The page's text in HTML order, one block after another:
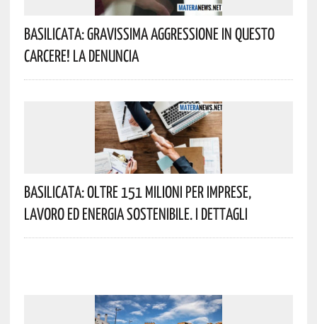
Basilicata: Gravissima Aggressione In Questo
Carcere! La Denuncia
Basilicata: Oltre 151 Milioni Per Imprese,
Lavoro Ed Energia Sostenibile. I Dettagli